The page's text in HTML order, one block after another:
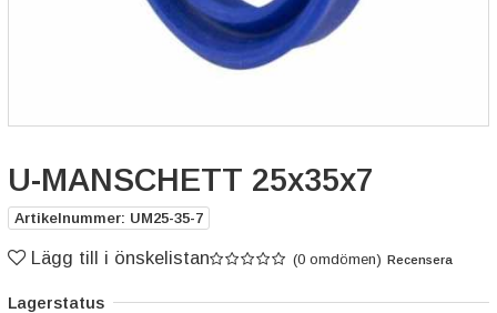
U-MANSCHETT 25x35x7
Artikelnummer: UM25-35-7
Lägg till i önskelistan (0 omdömen) Recensera
Lagerstatus